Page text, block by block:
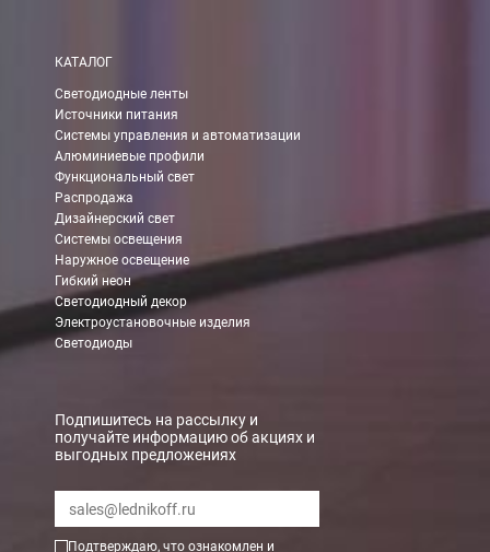
КАТАЛОГ
Светодиодные ленты
Источники питания
Системы управления и автоматизации
Алюминиевые профили
Функциональный свет
Распродажа
Дизайнерский свет
Системы освещения
Наружное освещение
Гибкий неон
Светодиодный декор
Электроустановочные изделия
Светодиоды
Подпишитесь на рассылку и
получайте информацию об акциях и
выгодных предложениях
Подтверждаю, что ознакомлен и